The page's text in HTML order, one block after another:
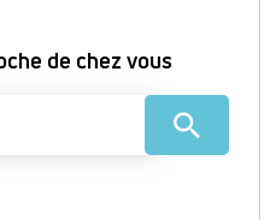
de chez vous